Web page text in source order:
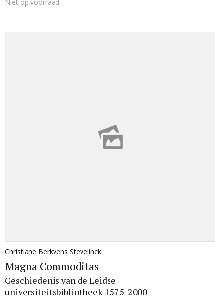
Niet op voorraad
Christiane Berkvens Stevelinck
Magna Commoditas
Geschiedenis van de Leidse
universiteitsbibliotheek 1575-2000